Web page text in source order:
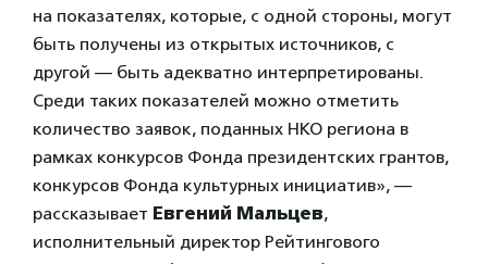
на показателях, которые, с одной стороны, могут
быть получены из открытых источников, с
другой — быть адекватно интерпретированы.
Среди таких показателей можно отметить
количество заявок, поданных НКО региона в
рамках конкурсов Фонда президентских грантов,
конкурсов Фонда культурных инициатив», —
рассказывает Евгений Мальцев,
исполнительный директор Рейтингового